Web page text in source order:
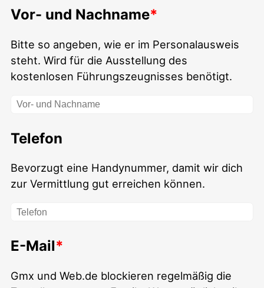
Vor- und Nachname
Bitte so angeben, wie er im Personalausweis
steht. Wird für die Ausstellung des
kostenlosen Führungszeugnisses benötigt.
Telefon
Bevorzugt eine Handynummer, damit wir dich
zur Vermittlung gut erreichen können.
E-Mail
Gmx und Web.de blockieren regelmäßig die